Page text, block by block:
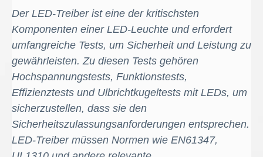
Der LED-Treiber ist eine der kritischsten
Komponenten einer LED-Leuchte und erfordert
umfangreiche Tests, um Sicherheit und Leistung zu
gewährleisten. Zu diesen Tests gehören
Hochspannungstests, Funktionstests,
Effizienztests und Ulbrichtkugeltests mit LEDs, um
sicherzustellen, dass sie den
Sicherheitszulassungsanforderungen entsprechen.
LED-Treiber müssen Normen wie EN61347,